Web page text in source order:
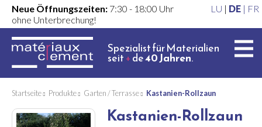
Neue Öffnungszeiten: 7:30 - 18:00 Uhr
ohne Unterbrechung!
LU | DE | FR
Spezialist für Materialien
seit+de40 Jahren.
Startseite Produkte Garten / Terrasse Kastanien-Rollzaun
Kastanien-Rollzaun